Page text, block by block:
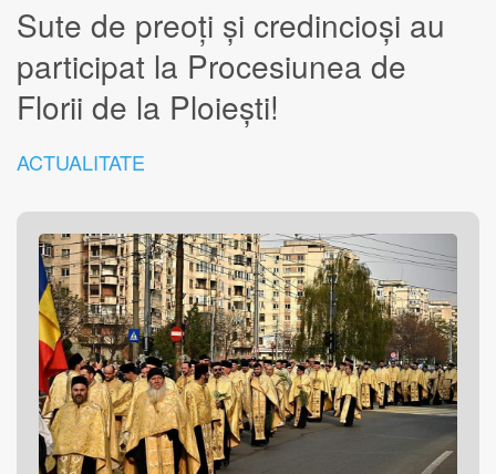
Sute de preoți și credincioși au
participat la Procesiunea de
Florii de la Ploiești!
ACTUALITATE